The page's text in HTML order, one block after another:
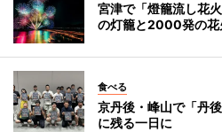
宮津で「燈籠流し花
の灯籠と2000発の花
食べる
京丹後・峰山で「丹
に残る一日に